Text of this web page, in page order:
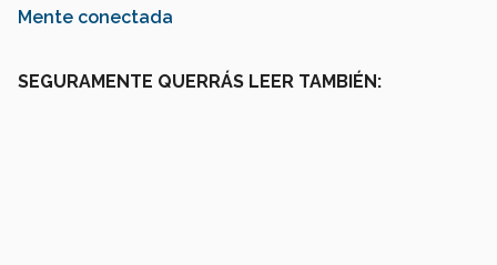
Mente conectada
SEGURAMENTE QUERRÁS LEER TAMBIÉN: